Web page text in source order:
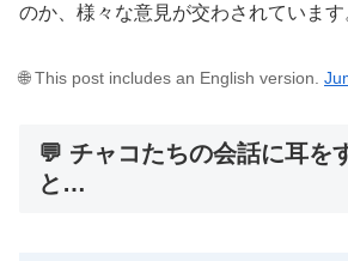
のか、様々な意見が交わされています
🌐 This post includes an English version.
💬 チャコたちの会話に耳を
と…